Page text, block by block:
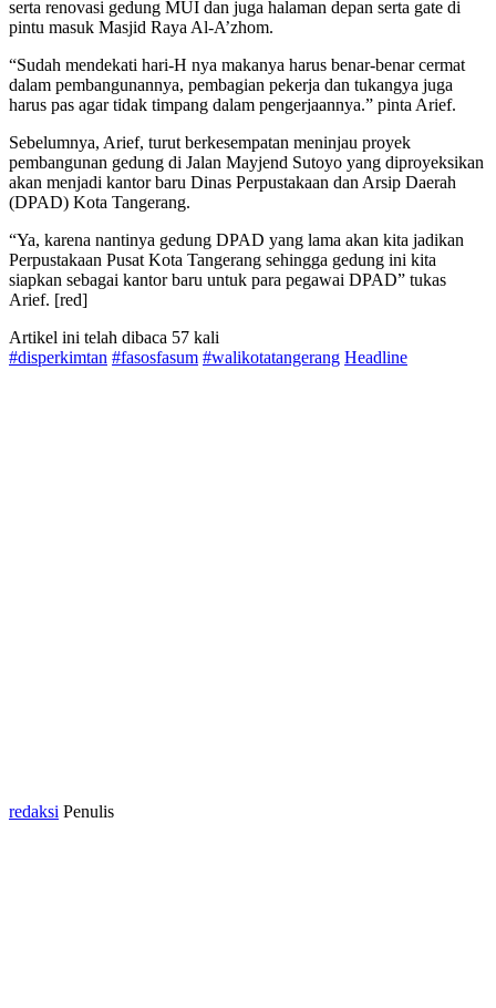
serta renovasi gedung MUI dan juga halaman depan serta gate di
pintu masuk Masjid Raya Al-A’zhom.
“Sudah mendekati hari-H nya makanya harus benar-benar cermat
dalam pembangunannya, pembagian pekerja dan tukangya juga
harus pas agar tidak timpang dalam pengerjaannya.” pinta Arief.
Sebelumnya, Arief, turut berkesempatan meninjau proyek
pembangunan gedung di Jalan Mayjend Sutoyo yang diproyeksikan
akan menjadi kantor baru Dinas Perpustakaan dan Arsip Daerah
(DPAD) Kota Tangerang.
“Ya, karena nantinya gedung DPAD yang lama akan kita jadikan
Perpustakaan Pusat Kota Tangerang sehingga gedung ini kita
siapkan sebagai kantor baru untuk para pegawai DPAD” tukas
Arief. [red]
Artikel ini telah dibaca 57 kali
#disperkimtan #fasosfasum #walikotatangerang Headline
redaksi Penulis